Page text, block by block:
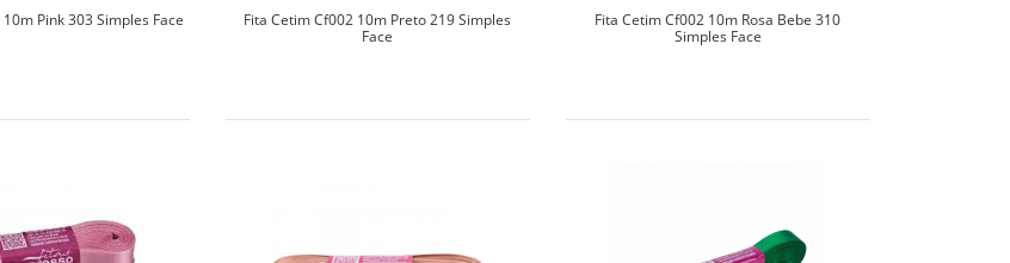
Pink 303 Simples Face
Fita Cetim Cf002 10m Preto 219 Simples
Face
Fita Cetim Cf002 10m Rosa Bebe 310
Simples Face